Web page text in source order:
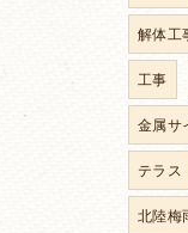
解体工
工事
金属サ
テラス
北陸梅